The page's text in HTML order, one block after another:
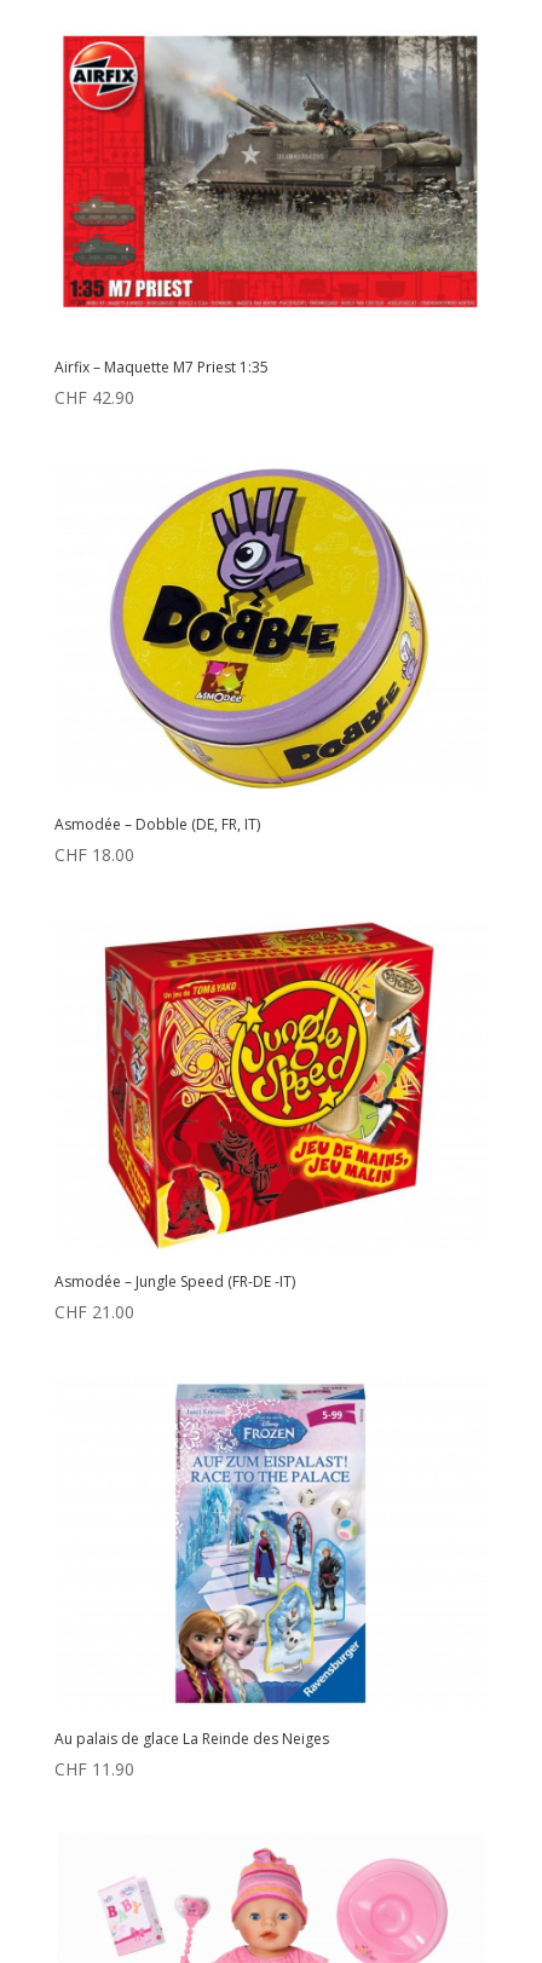
Airfix – Maquette M7 Priest 1:35
CHF42.90
Asmodée – Dobble (DE, FR, IT)
CHF18.00
Asmodée – Jungle Speed (FR-DE -IT)
CHF21.00
Au palais de glace La Reinde des Neiges
CHF11.90